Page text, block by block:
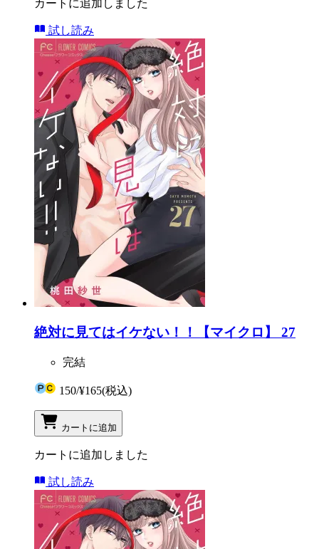
カートに追加しました
試し読み
絶対に見てはイケない！！【マイクロ】 27
完結
150/¥165(税込)
カートに追加
カートに追加しました
試し読み